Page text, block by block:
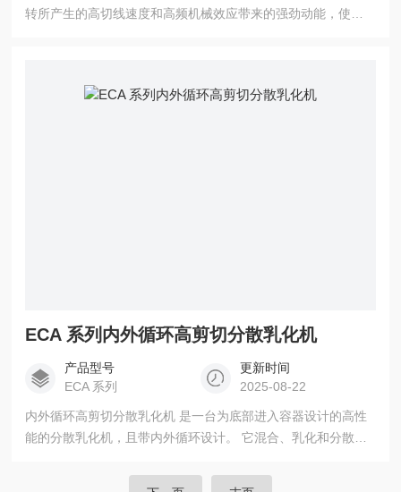
转所产生的高切线速度和高频机械效应带来的强劲动能，使物
而使不相溶的固相、液相、气相在相应熟工艺和适量添加剂的
ECA 系列内外循环高剪切分散乳化机
产品型号
ECA 系列
更新时间
2025-08-22
内外循环高剪切分散乳化机 是一台为底部进入容器设计的高性
能的分散乳化机，且带内外循环设计。 它混合、乳化和分散自
ECA是适合于使用传统的搅拌方法不能完成的应用， 适用于特